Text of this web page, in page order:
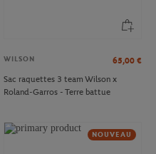
WILSON 65,00 €
Sac raquettes 3 team Wilson x
Roland-Garros - Terre battue
NOUVEAU